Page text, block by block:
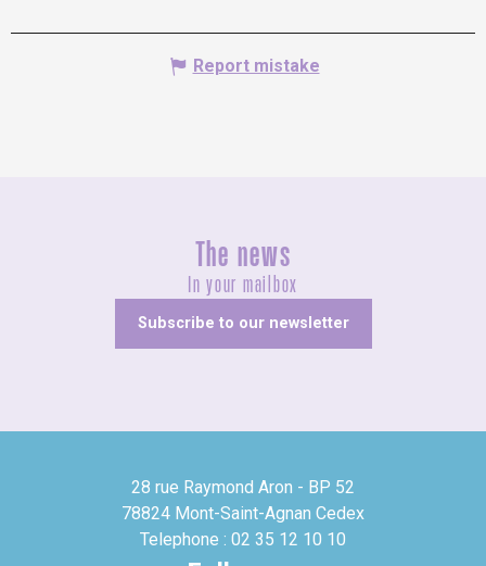
Report mistake
The news
In your mailbox
Subscribe to our newsletter
28 rue Raymond Aron - BP 52
78824 Mont-Saint-Agnan Cedex
Telephone : 02 35 12 10 10